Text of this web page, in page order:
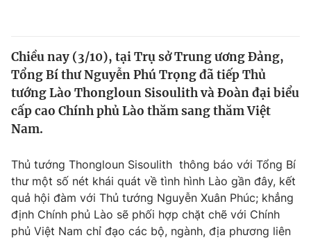
Y tế
Thế giới
Tin tức
Thế giới đó đây
Câu chuyện quốc tế
Tài chính
Thị trường
Góc doanh nghiệp
Dữ liệu và đời sống
Truyền hình
Giáo dục
Chiều nay (3/10), tại Trụ sở Trung ương Đảng,
Tổng Bí thư Nguyễn Phú Trọng đã tiếp Thủ
tướng Lào Thongloun Sisoulith và Đoàn đại biểu
cấp cao Chính phủ Lào thăm sang thăm Việt
Nam.
Thủ tướng Thongloun Sisoulith thông báo với Tổng Bí
thư một số nét khái quát về tình hình Lào gần đây, kết
quả hội đàm với Thủ tướng Nguyễn Xuân Phúc; khẳng
định Chính phủ Lào sẽ phối hợp chặt chẽ với Chính
phủ Việt Nam chỉ đạo các bộ, ngành, địa phương liên